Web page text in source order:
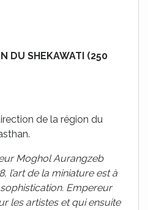
DU SHEKAWATI (250
de la région du
Moghol Aurangzeb
l’art de la miniature est à
Empereur
les artistes et qui ensuite